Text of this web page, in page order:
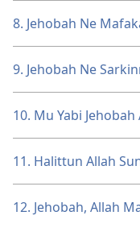
8. Jehobah Ne
9. Jehobah Ne
10. Mu Yabi
11. Halittun Allah
12. Jehobah, Allah